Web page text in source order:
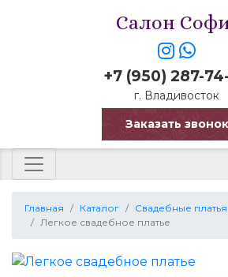
Салон
+7 (950) 287-
г. Владивосток
Заказать звонок
Главная Каталог
Свадебные платья
Легкое свадебное платье